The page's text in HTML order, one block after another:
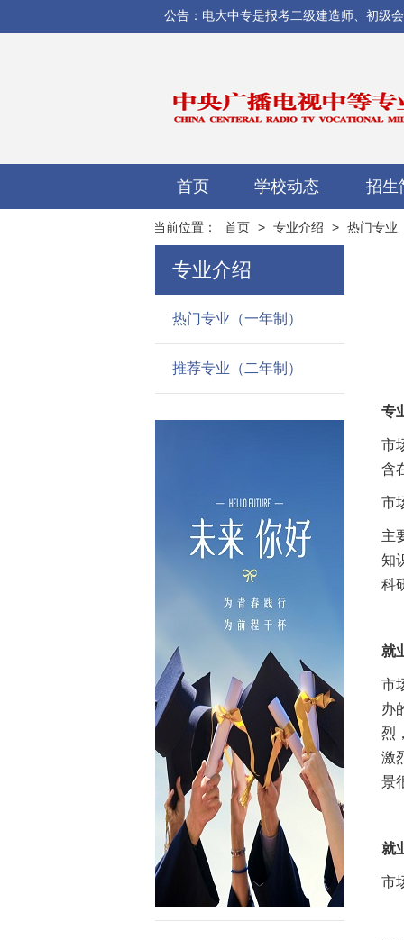
公告：电大中专是报考二级建造师、初级
首页 学校动态 招生
当前位置： 首页 > 专业介绍 > 热门专业
专业介绍
热门专业（一年制）
推荐专业（二年制）
专
市
含
市
主
知
科
就
市
办
烈
激
景
就
市